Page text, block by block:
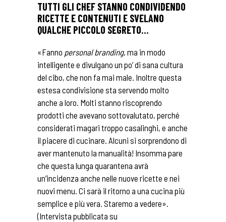
TUTTI GLI CHEF STANNO CONDIVIDENDO
RICETTE E CONTENUTI E SVELANO
QUALCHE PICCOLO SEGRETO…
«Fanno personal branding, ma in modo
intelligente e divulgano un po’ di sana cultura
del cibo, che non fa mai male. Inoltre questa
estesa condivisione sta servendo molto
anche a loro. Molti stanno riscoprendo
prodotti che avevano sottovalutato, perché
considerati magari troppo casalinghi, e anche
il piacere di cucinare. Alcuni si sorprendono di
aver mantenuto la manualità! Insomma pare
che questa lunga quarantena avrà
un’incidenza anche nelle nuove ricette e nei
nuovi menu. Ci sarà il ritorno a una cucina più
semplice e più vera. Staremo a vedere».
(Intervista pubblicata su